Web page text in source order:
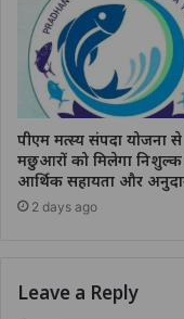
पीएम मत्स्य संपदा योजना से
मछुआरों को मिलेगा निशुल्क
आर्थिक सहायता और
2 days ago
Leave a Reply